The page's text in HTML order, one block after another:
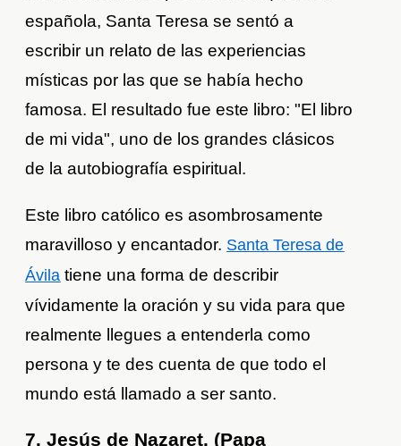
española, Santa Teresa se sentó a
escribir un relato de las experiencias
místicas por las que se había hecho
famosa. El resultado fue este libro: "El libro
de mi vida", uno de los grandes clásicos
de la autobiografía espiritual.
Este libro católico es asombrosamente
maravilloso y encantador. Santa Teresa de
Ávila tiene una forma de describir
vívidamente la oración y su vida para que
realmente llegues a entenderla como
persona y te des cuenta de que todo el
mundo está llamado a ser santo.
7. Jesús de Nazaret. (Papa